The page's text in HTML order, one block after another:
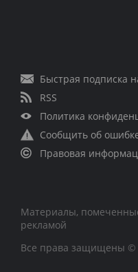
Быстрая подписка
RSS
Политика
Сообщить об
Правовая
Материалы,
рекламой
Все права защищены ©